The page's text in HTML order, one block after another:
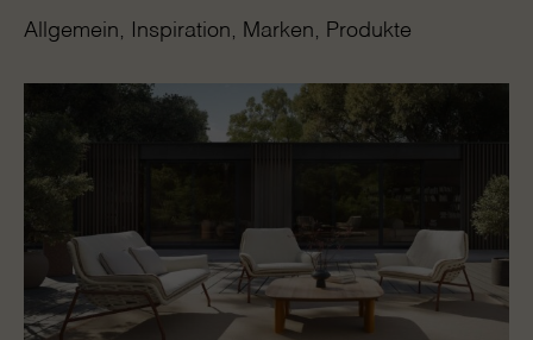
Allgemein Inspiration Marken Produkte